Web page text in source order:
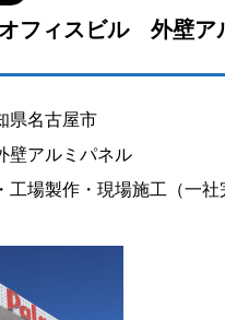
フィスビル 外壁ア
県名古屋市
壁アルミパネル
工場製作・現場施工（一社